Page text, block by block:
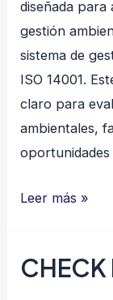
diseñada para
gestión
sistema de
ISO 14001.
claro para
ambientales,
CHECK
ISO
Leer más »
CHECK